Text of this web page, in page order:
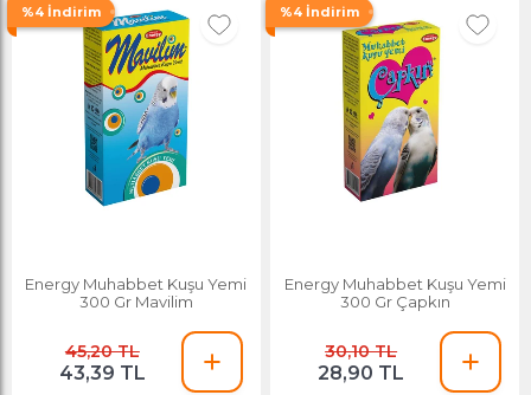
%4 İndirim
Energy Muhabbet Kuşu Yemi
300 Gr Mavilim
45,20 TL
43,39 TL
%4 İndirim
Energy Muhabbet Kuşu Yemi
300 Gr Çapkın
30,10 TL
28,90 TL